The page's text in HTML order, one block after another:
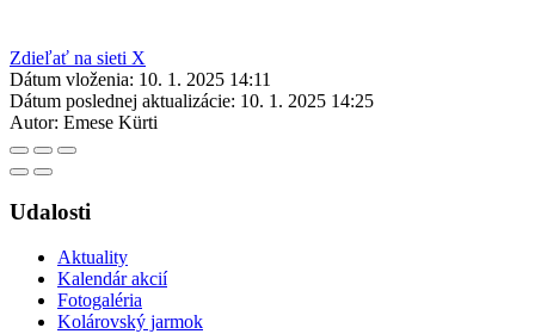
Zdieľať na sieti X
Dátum vloženia: 10. 1. 2025 14:11
Dátum poslednej aktualizácie: 10. 1. 2025 14:25
Autor: Emese Kürti
Udalosti
Aktuality
Kalendár akcií
Fotogaléria
Kolárovský jarmok